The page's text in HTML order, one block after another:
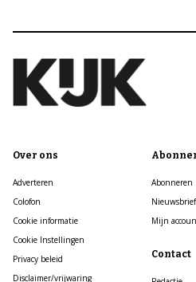
Over ons
Adverteren
Colofon
Cookie informatie
Cookie Instellingen
Privacy beleid
Disclaimer/vrijwaring
Abonneren
Nieuwsbrief
Mijn
Contact